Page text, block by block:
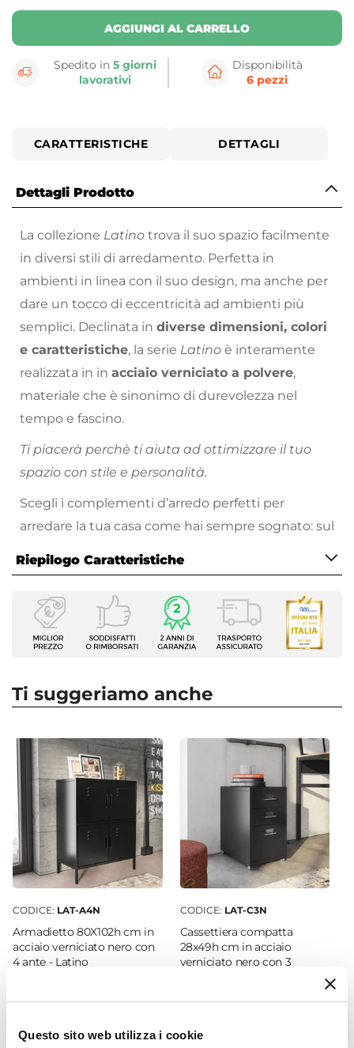
Questo sito web utilizza i cookie
AGGIUNGI AL CARRELLO
Spedito in5 giorni
lavorativi
Disponibilità
6 pezzi
CARATTERISTICHE DETTAGLI
Dettagli Prodotto
La collezione Latino trova il suo spazio facilmente
in diversi stili di arredamento. Perfetta in
ambienti in linea con il suo design, ma anche per
dare un tocco di eccentricità ad ambienti più
semplici. Declinata in diverse dimensioni, colori
e caratteristiche, la serie Latino è interamente
realizzata in in acciaio verniciato a polvere,
materiale che è sinonimo di durevolezza nel
tempo e fascino.
Ti piacerà perchè ti aiuta ad ottimizzare il tuo
spazio con stile e personalità.
Scegli i complementi d’arredo perfetti per
arredare la tua casa come hai sempre sognato: sul
per tutte le necessità, stili di arredamento e
prezzo!
Riepilogo Caratteristiche
Caratteristiche
Tipologia
Cassettiera
Larghezza
Profondità
41 cm
Colore Struttura
Nero
Colore Cassetti
Nero
Ruote
Cassetti
Numero Cassetti
Materiale Struttura
Ti suggeriamo anche
CODICE: LAT-A4N
Armadietto 80X102h cm in
acciaio verniciato nero con
4 ante - Latino
CODICE: LAT-C3N
Cassettiera compatta
28x49h cm in acciaio
verniciato nero con 3